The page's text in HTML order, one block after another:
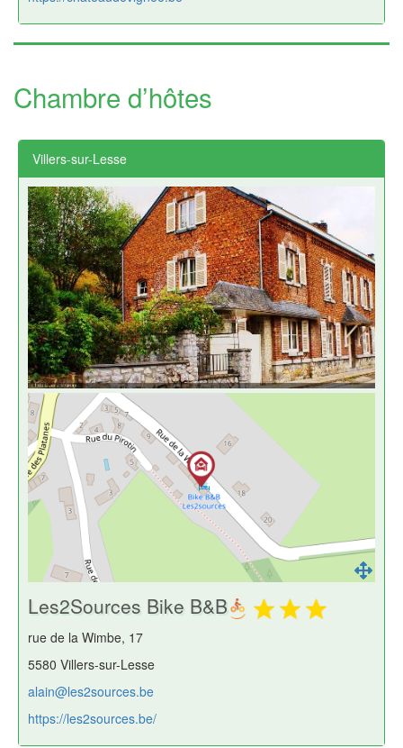
Chambre d’hôtes
Villers-sur-Lesse
Les2Sources Bike B&B
rue de la Wimbe, 17
5580 Villers-sur-Lesse
alain@les2sources.be
https://les2sources.be/